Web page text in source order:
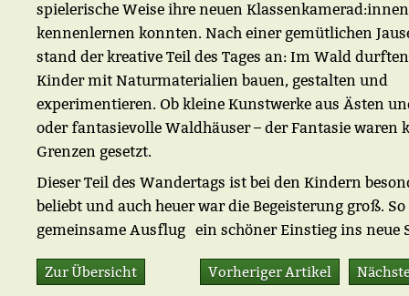
spielerische Weise ihre neuen
kennenlernen konnten. Nach einer gemütlichen
stand der kreative Teil des Tages an: Im Wald
Kinder mit Naturmaterialien bauen, gestalten und
experimentieren. Ob kleine Kunstwerke aus Ästen
oder fantasievolle Waldhäuser – der Fantasie waren
Grenzen gesetzt.
Dieser Teil des Wandertags ist bei den Kindern
beliebt und auch heuer war die Begeisterung groß.
gemeinsame Ausflug ein schöner Einstieg ins neue
Vorheriger Artikel
Zur Übersicht